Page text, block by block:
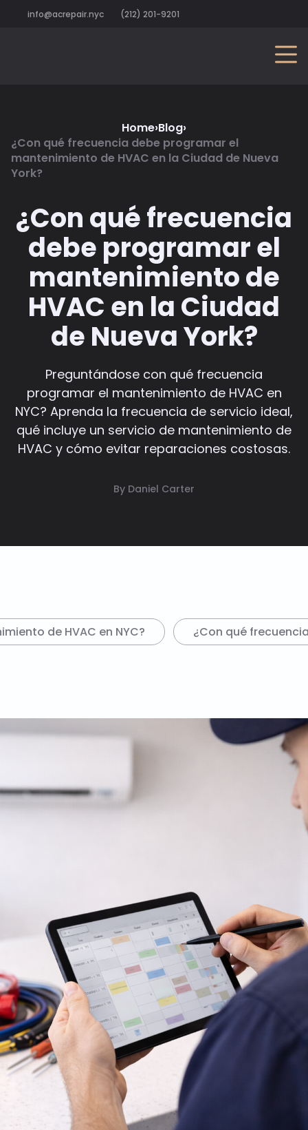
info@acrepair.nyc (212) 201-9201
Home›Blog›
¿Con qué frecuencia debe programar el
mantenimiento de HVAC en la Ciudad de Nueva
York?
¿Con qué frecuencia
debe programar el
mantenimiento de
HVAC en la Ciudad
de Nueva York?
Preguntándose con qué frecuencia
programar el mantenimiento de HVAC en
NYC? Aprenda la frecuencia de servicio ideal,
qué incluye un servicio de mantenimiento de
HVAC y cómo evitar reparaciones costosas.
By Daniel Carter
de HVAC en NYC? ¿Con qué